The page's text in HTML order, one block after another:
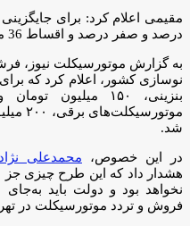
درصد و صفر درصد و اقساط 36 ماهه ارائه خواهد شد.
به گزارش موتورسیکلت نیوز،
نوسازی کشور، اعلام کرد که
شد.
در این خصوص، محمدعلی
هشدار داد که این طرح چیزی جز
نخواهد بود و دولت باید
فروش و تردد موتورسیکلت در